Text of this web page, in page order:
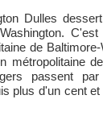
Dulles
de
métropolitaine
passent
plus d'un cent